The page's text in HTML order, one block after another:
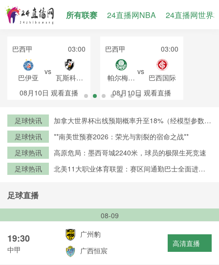
所有联赛 24直播网NBA 24直播网世界
巴西甲 03:00
巴伊亚
vs
瓦斯科达
伽马
08月10日 观看直播
巴西甲 03:00
帕尔梅拉
斯
vs
巴西国际
08月10日 观看直播
足球快讯
加拿大世界杯出线预期概率升至18%（经模型参数修
足球快讯
**南美世预赛2026：荣光与割裂的宿命之战**
足球热讯
高原危局：墨西哥城2240米，球员的极限生死竞速
足球热讯
北美11大职业体育联盟：赛区间通勤巴士全面进入
足球直播
08-09
19:30
中甲
广州豹
广西恒宸
高清直播